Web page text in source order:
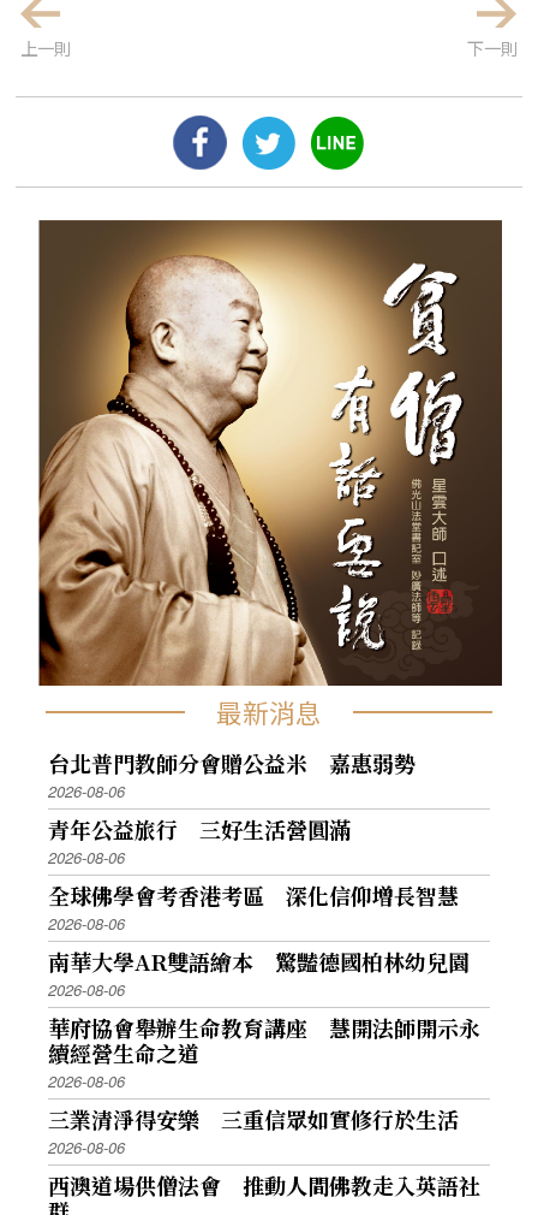
上一則 下一則
最新消息
台北普門教師分會贈公益米 嘉惠弱勢
2026-08-06
青年公益旅行 三好生活營圓滿
2026-08-06
全球佛學會考香港考區 深化信仰增長智慧
2026-08-06
南華大學AR雙語繪本 驚豔德國柏林幼兒園
2026-08-06
華府協會舉辦生命教育講座 慧開法師開示永
續經營生命之道
2026-08-06
三業清淨得安樂 三重信眾如實修行於生活
2026-08-06
西澳道場供僧法會 推動人間佛教走入英語社